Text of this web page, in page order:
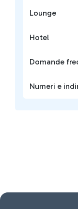
Lounge
Hotel
Domande
Numeri e